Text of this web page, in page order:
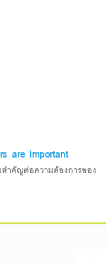
are important
สำคัญต่อความต้องการของ